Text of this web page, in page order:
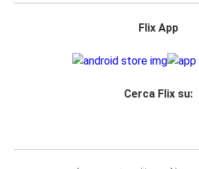
Flix App
Cerca Flix su: